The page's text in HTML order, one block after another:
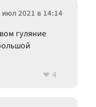
июл 2021 в 14:14
гуляние
4